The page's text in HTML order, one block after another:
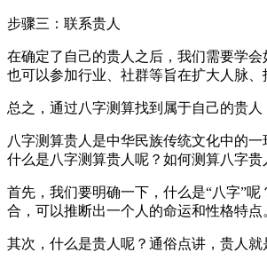
步骤三：联系贵人
在确定了自己的贵人之后，我们需要学
也可以参加行业、社群等旨在扩大人脉
总之，通过八字测算找到属于自己的贵
八字测算贵人是中华民族传统文化中的
什么是八字测算贵人呢？如何测算八字贵
首先，我们要明确一下，什么是“八字”
合，可以推断出一个人的命运和性格特点
其次，什么是贵人呢？通俗点讲，贵人